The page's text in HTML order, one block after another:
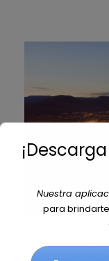
VIAJE SELF
Nuestra
para